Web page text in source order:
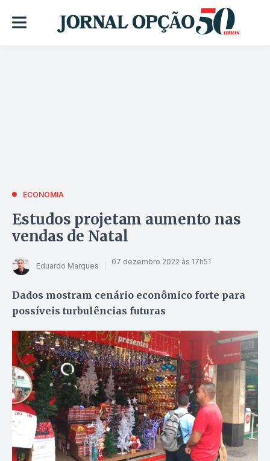
ECONOMIA
Estudos projetam aumento nas
vendas de Natal
Eduardo Marques 07 dezembro 2022 às 17h51
Dados mostram cenário econômico forte para
possíveis turbulências futuras